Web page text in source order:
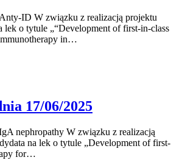
ID W związku z realizacją projektu
lek o tytule „“Development of first-in-class
in…
17/06/2025
nephropathy W związku z realizacją
na lek o tytule „Development of first-
for…